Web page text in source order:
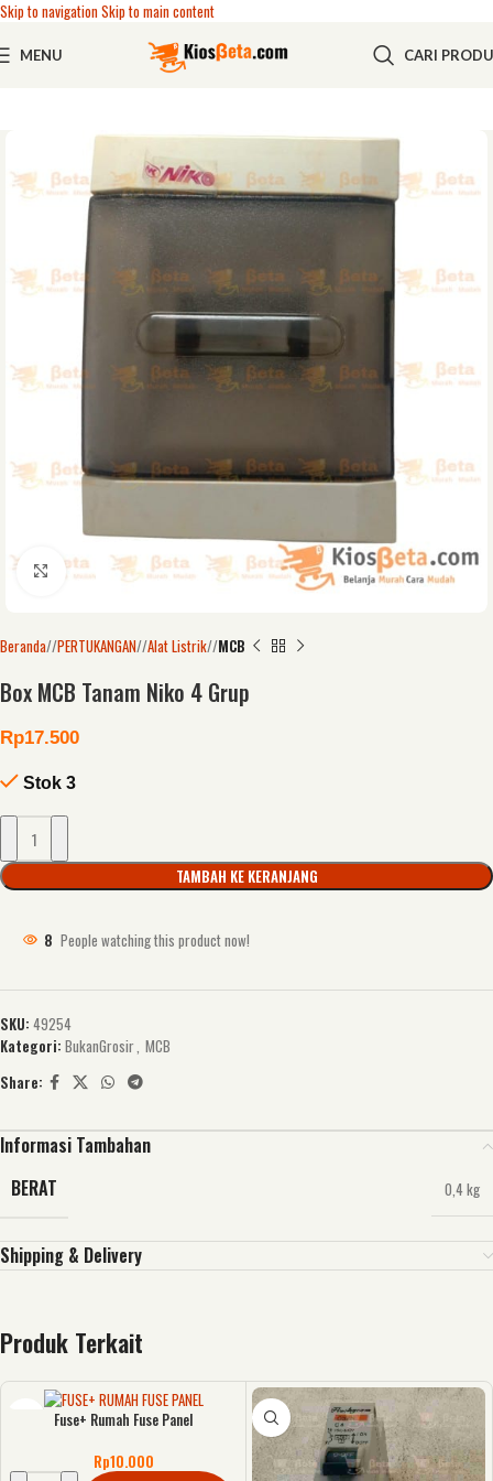
Skip to navigationSkip to main content
MENU CARI
Click to enlarge
Beranda/ PERTUKANGAN/ Alat Listrik/ MCB
Box MCB Tanam Niko 4 Grup
Rp17.500
Stok 3
TAMBAH KE KERANJANG
8 People watching this product now!
SKU: 49254
Kategori: BukanGrosir, MCB
Share:
Informasi Tambahan
BERAT
0,4 kg
Shipping & Delivery
Produk Terkait
Fuse+ Rumah Fuse Panel
Rp10.000